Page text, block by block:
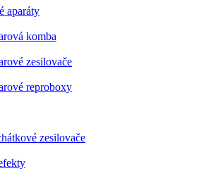
aparáty
komba
zesilovače
reproboxy
zesilovače